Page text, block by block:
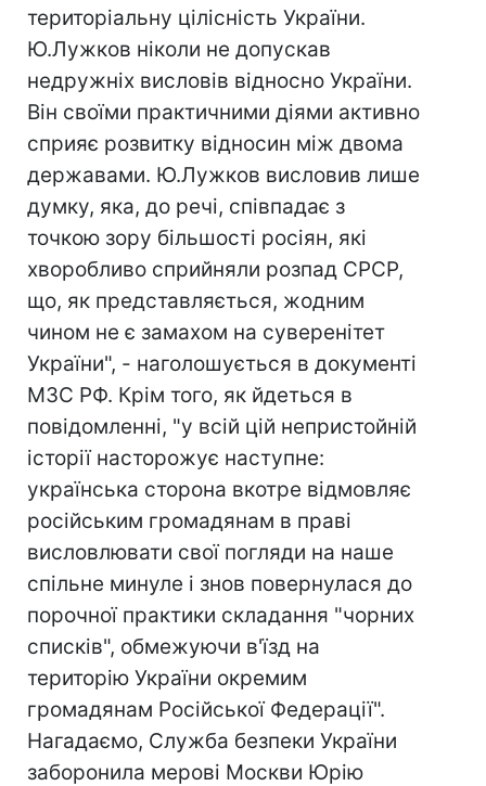
територіальну цілісність України.
Ю.Лужков ніколи не допускав
недружніх висловів відносно України.
Він своїми практичними діями активно
сприяє розвитку відносин між двома
державами. Ю.Лужков висловив лише
думку, яка, до речі, співпадає з
точкою зору більшості росіян, які
хворобливо сприйняли розпад СРСР,
що, як представляється, жодним
чином не є замахом на суверенітет
України", - наголошується в документі
МЗС РФ. Крім того, як йдеться в
повідомленні, "у всій цій непристойній
історії насторожує наступне:
українська сторона вкотре відмовляє
російським громадянам в праві
висловлювати свої погляди на наше
спільне минуле і знов повернулася до
порочної практики складання "чорних
списків", обмежуючи в'їзд на
територію України окремим
громадянам Російської Федерації".
Нагадаємо, Служба безпеки України
заборонила мерові Москви Юрію